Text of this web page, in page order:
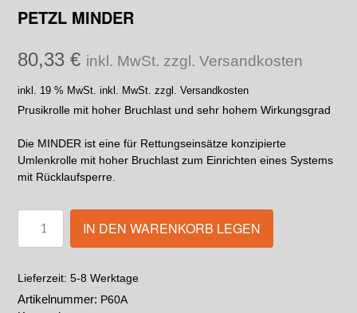
PETZL MINDER
80,33 € inkl. MwSt. zzgl. Versandkosten
inkl. 19 % MwSt. inkl. MwSt. zzgl. Versandkosten
Prusikrolle mit hoher Bruchlast und sehr hohem Wirkungsgrad
Die MINDER ist eine für Rettungseinsätze konzipierte
Umlenkrolle mit hoher Bruchlast zum Einrichten eines Systems
mit Rücklaufsperre.
IN DEN WARENKORB LEGEN
Lieferzeit: 5-8 Werktage
Artikelnummer: P60A